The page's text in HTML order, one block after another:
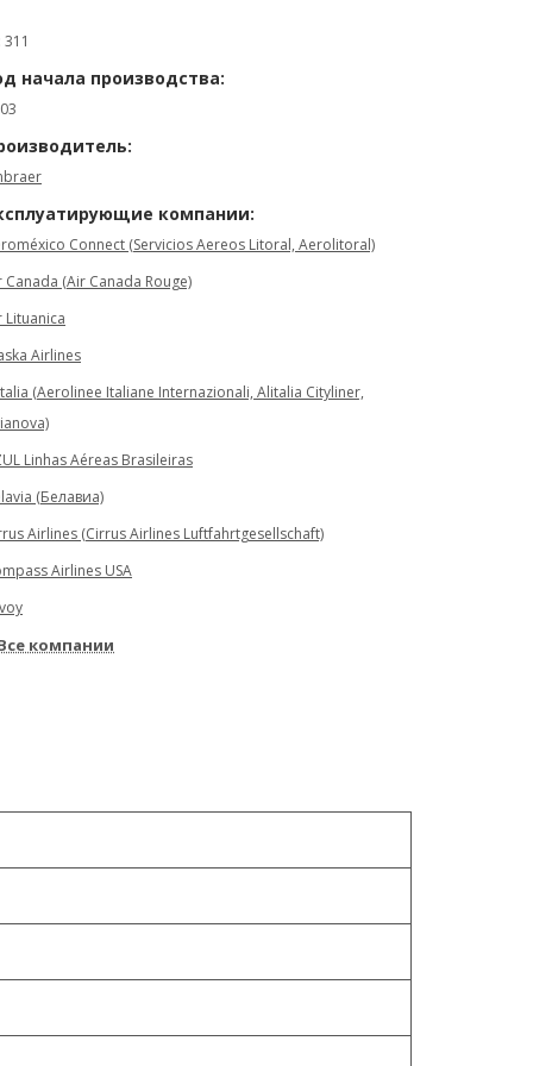
311
начала производства:
компании:
Connect (Servicios Aereos Litoral, Aerolitoral)
Canada (Air Canada Rouge)
Lituanica
Airlines
(Aerolinee Italiane Internazionali, Alitalia Cityliner,
Linhas Aéreas Brasileiras
(Белавиа)
Airlines (Cirrus Airlines Luftfahrtgesellschaft)
Airlines USA
компании